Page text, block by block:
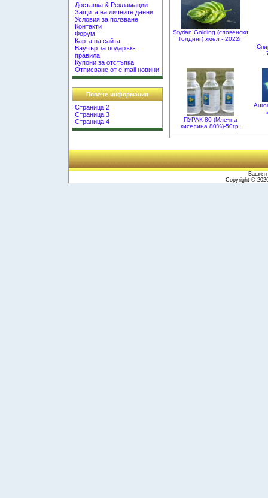
Доставка & Рекламации
Защита на личните данни
Условия за ползване
Контакти
Форум
Карта на сайта
Ваучър за подарък-
правила
Купони за отстъпка
Отписване от e-mail новини
Повече информация
Страница 2
Страница 3
Страница 4
Styrian Golding (словенски
Голдинг) хмел - 2022г
ПУРАК-80 (Млечна
киселина 80%)-50гр.
Copyright ©